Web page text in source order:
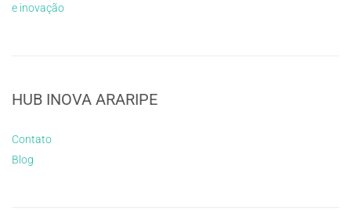
e inovação
HUB INOVA ARARIPE
Contato
Blog